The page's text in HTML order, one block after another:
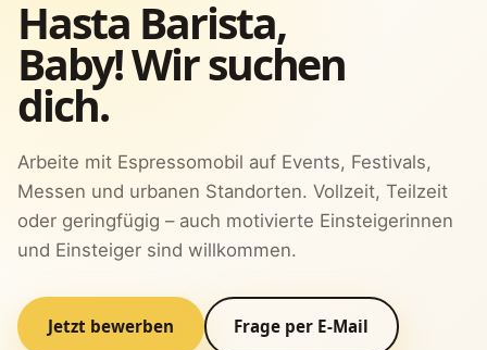
Hasta Barista,
Baby! Wir suchen
dich.
Arbeite mit Espressomobil auf Events, Festivals,
Messen und urbanen Standorten. Vollzeit, Teilzeit
oder geringfügig – auch motivierte Einsteigerinnen
und Einsteiger sind willkommen.
Jetzt bewerben Frage per E-Mail